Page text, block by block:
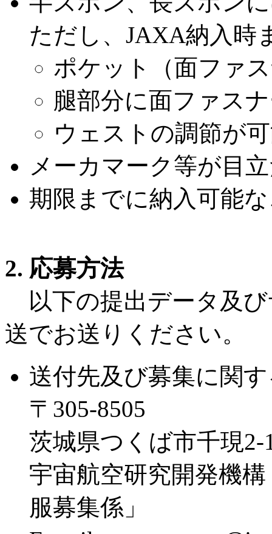
ただし、JAXA納入時
ポケット（面ファ
腿部分に面ファス
ウェストの調節が
メーカマーク等が目
期限までに納入可能
2. 応募方法
以下の提出データ及
送でお送りください。
送付先及び募集に関
〒305-8505
茨城県つくば市千現2-
宇宙航空研究開発機
服募集係」